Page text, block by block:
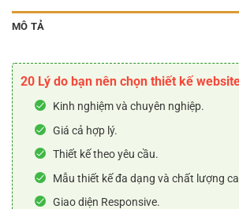
MÔ TẢ
20 Lý do bạn nên chọn thiết kế
Kinh nghiệm và chuyên nghiệp.
Giá cả hợp lý.
Thiết kế theo yêu cầu.
Mẫu thiết kế đa dạng và chất lượng
Giao diện Responsive.